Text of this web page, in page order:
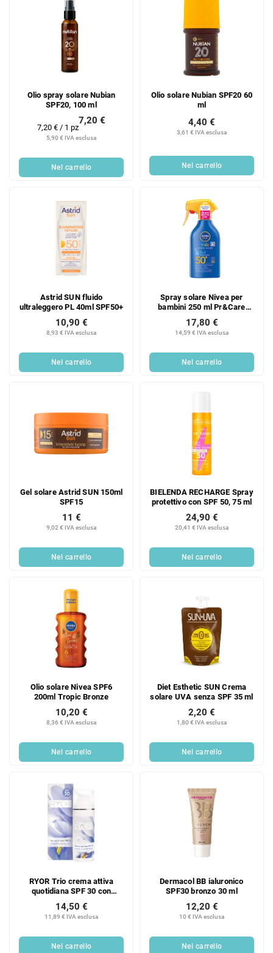
Olio spray solare Nubian
SPF20, 100 ml
5,90 € IVA esclusa
7,20 €
Prezzo
della
7,20 € / 1 pz
Nel carrello
Olio solare Nubian SPF20 60
ml
3,61 € IVA esclusa
4,40 €
Nel carrello
Astrid SUN fluido
ultraleggero PL 40ml SPF50+
8,93 € IVA esclusa
10,90 €
Nel carrello
Spray solare Nivea per
bambini 250 ml Pr&Care
14,59 € IVA esclusa
17,80 €
Nel carrello
Gel solare Astrid SUN 150ml
SPF15
9,02 € IVA esclusa
11 €
Nel carrello
BIELENDA RECHARGE Spray
protettivo con SPF 50, 75 ml
20,41 € IVA esclusa
24,90 €
Nel carrello
Olio solare Nivea SPF6
200ml Tropic Bronze
8,36 € IVA esclusa
10,20 €
Nel carrello
Diet Esthetic SUN Crema
solare UVA senza SPF 35 ml
1,80 € IVA esclusa
2,20 €
Nel carrello
RYOR Trio crema attiva
quotidiana SPF 30 con
protezione UV, 50 ml
11,89 € IVA esclusa
14,50 €
Nel carrello
Dermacol BB ialuronico
SPF30 bronzo 30 ml
10 € IVA esclusa
12,20 €
Nel carrello